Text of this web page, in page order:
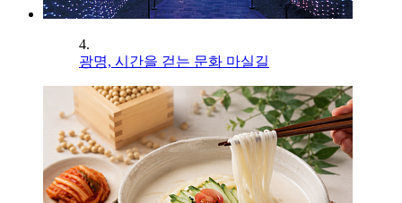
4.
광명, 시간을 걷는 문화 마실길